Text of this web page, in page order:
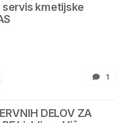
servis kmetijske
1
DELOV ZA